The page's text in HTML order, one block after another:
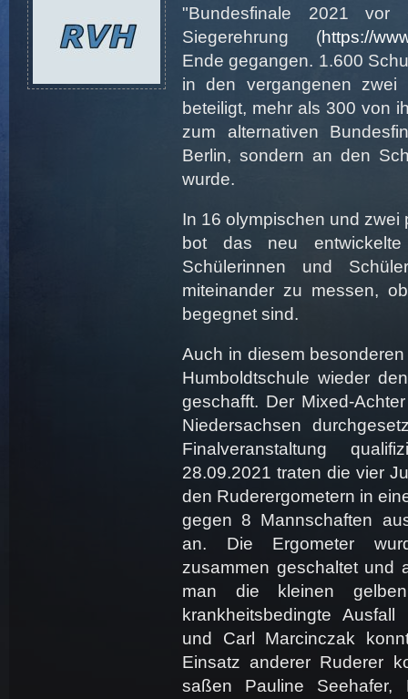
"Bundesfinale 2021
Siegerehrung (https://
Ende gegangen. 1.600
in den vergangenen zwei
beteiligt, mehr als 300 von
zum alternativen
Berlin, sondern an den
wurde.
In 16 olympischen und
bot das neu entwickelte
Schülerinnen und
miteinander zu messen,
begegnet sind.
Auch in diesem
Humboldtschule wieder
geschafft. Der Mixed-
Niedersachsen
Finalveranstaltung
28.09.2021 traten die vier
den Ruderergometern in
gegen 8 Mannschaften
an. Die Ergometer
zusammen geschaltet und
man die kleinen
krankheitsbedingte
und Carl Marcinczak
Einsatz anderer Ruderer
saßen Pauline Seehafer,